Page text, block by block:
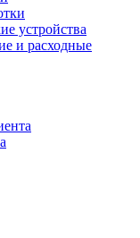
устройства
и расходные